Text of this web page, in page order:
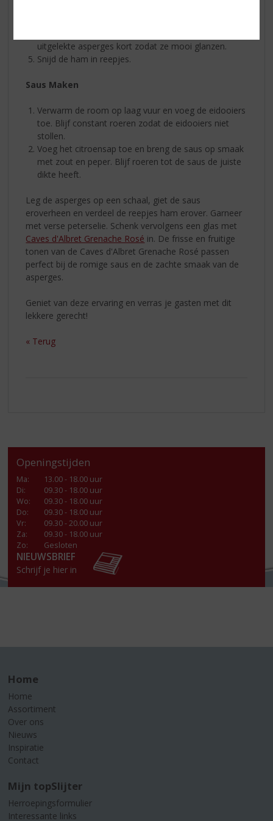
uitgelekte asperges kort zodat ze mooi glanzen.
Snijd de ham in reepjes.
Saus Maken
Verwarm de room op laag vuur en voeg de eidooiers
toe. Blijf constant roeren zodat de eidooiers niet
stollen.
Voeg het citroensap toe en breng de saus op smaak
met zout en peper. Blijf roeren tot de saus de juiste
dikte heeft.
Leg de asperges op een schaal, giet de saus
eroverheen en verdeel de reepjes ham erover. Garneer
met verse peterselie. Schenk vervolgens een glas met
Caves d'Albret Grenache Rosé in. De frisse en fruitige
tonen van de Caves d'Albret Grenache Rosé passen
perfect bij de romige saus en de zachte smaak van de
asperges.
Geniet van deze ervaring en verras je gasten met dit
lekkere gerecht!
« Terug
Openingstijden
Ma:
13.00 - 18.00 uur
Di:
09.30 - 18.00 uur
Wo:
09.30 - 18.00 uur
Do:
09.30 - 18.00 uur
Vr:
09.30 - 20.00 uur
Za:
09.30 - 18.00 uur
Zo:
Gesloten
NIEUWSBRIEF
Schrijf je hier in
Home
Home
Assortiment
Over ons
Nieuws
Inspiratie
Contact
Mijn topSlijter
Herroepingsformulier
Interessante links